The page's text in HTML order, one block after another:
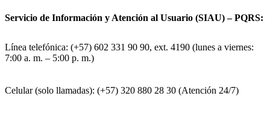
Servicio de Información y Atención al Usuario (SIAU) – PQRS:
Línea telefónica: (+57) 602 331 90 90, ext. 4190 (lunes a viernes:
7:00 a. m. – 5:00 p. m.)
Celular (solo llamadas): (+57) 320 880 28 30 (Atención 24/7)